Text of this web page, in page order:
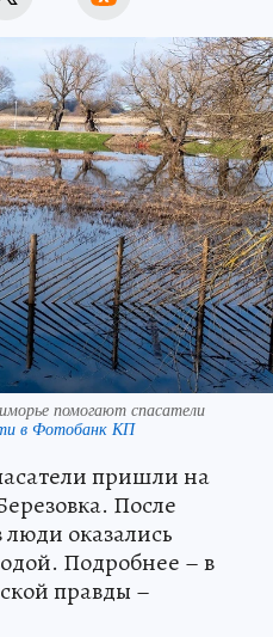
помогают спасатели
в Фотобанк КП
пришли на
После
оказались
Подробнее – в
правды –